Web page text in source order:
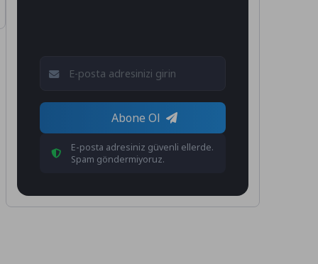
Abone Ol
E-posta adresiniz güvenli ellerde.
Spam göndermiyoruz.